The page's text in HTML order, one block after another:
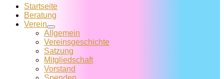
Startseite
Beratung
Verein
Allgemein
Vereins­geschichte
Satzung
Mitglied­schaft
Vorstand